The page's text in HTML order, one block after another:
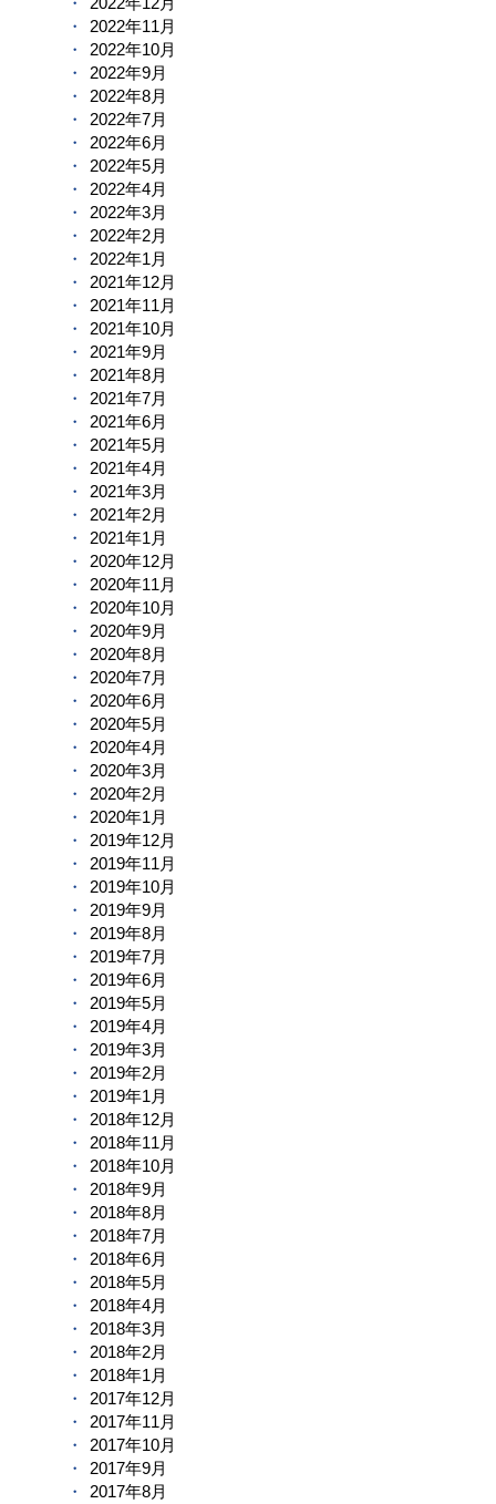
2022年11月
2022年10月
2022年9月
2022年8月
2022年7月
2022年6月
2022年5月
2022年4月
2022年3月
2022年2月
2022年1月
2021年12月
2021年11月
2021年10月
2021年9月
2021年8月
2021年7月
2021年6月
2021年5月
2021年4月
2021年3月
2021年2月
2021年1月
2020年12月
2020年11月
2020年10月
2020年9月
2020年8月
2020年7月
2020年6月
2020年5月
2020年4月
2020年3月
2020年2月
2020年1月
2019年12月
2019年11月
2019年10月
2019年9月
2019年8月
2019年7月
2019年6月
2019年5月
2019年4月
2019年3月
2019年2月
2019年1月
2018年12月
2018年11月
2018年10月
2018年9月
2018年8月
2018年7月
2018年6月
2018年5月
2018年4月
2018年3月
2018年2月
2018年1月
2017年12月
2017年11月
2017年10月
2017年9月
2017年8月